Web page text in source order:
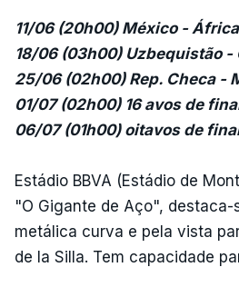
11/06 (20h00) México -
18/06 (03h00) Uzbequistão -
25/06 (02h00) Rep. Checa -
01/07 (02h00) 16 avos de
06/07 (01h00) oitavos de
Estádio BBVA (Estádio de
"O Gigante de Aço",
metálica curva e pela vista
de la Silla. Tem capacidade